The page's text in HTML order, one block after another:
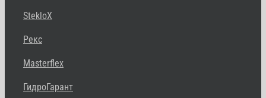
StekloX
Рекс
Masterflex
ГидроГарант